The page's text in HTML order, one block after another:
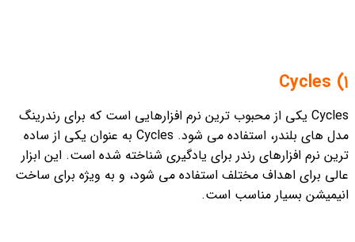
۱) Cycles
Cycles یکی از محبوب ترین نرم افزارهایی است که برای رندرینگ
مدل های بلندر، استفاده می شود. Cycles به عنوان یکی از ساده
ترین نرم افزارهای رندر برای یادگیری شناخته شده است. این ابزار
عالی برای اهداف مختلف استفاده می شود، و به ویژه برای ساخت
انیمیشن بسیار مناسب است.